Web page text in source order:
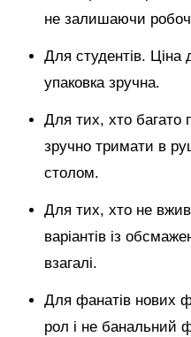
не залишаючи
Для студентів. Ціна
упаковка зручна.
Для тих, хто багато
зручно тримати в
столом.
Для тих, хто не
варіантів із
взагалі.
Для фанатів нових
рол і не